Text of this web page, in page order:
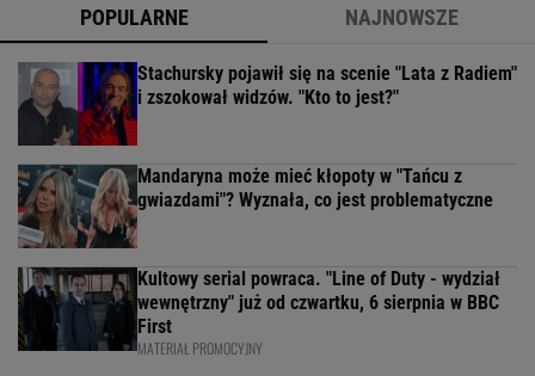
POPULARNE NAJNOWSZE
Stachursky pojawił się na scenie "Lata z Radiem"
i zszokował widzów. "Kto to jest?"
Mandaryna może mieć kłopoty w "Tańcu z
gwiazdami"? Wyznała, co jest problematyczne
Kultowy serial powraca. "Line of Duty - wydział
wewnętrzny" już od czwartku, 6 sierpnia w BBC
First
MATERIAŁ PROMOCYJNY